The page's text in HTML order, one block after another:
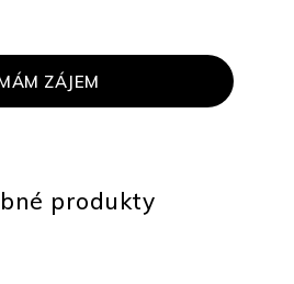
ZÁJEM
produkty